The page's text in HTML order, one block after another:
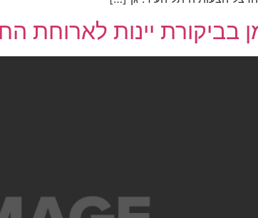
בביקורת יינות לארוחת